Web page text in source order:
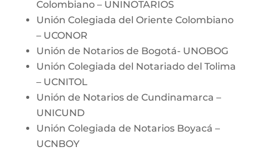
Colombiano – UNINOTARIOS
Unión Colegiada del Oriente Colombiano
– UCONOR
Unión de Notarios de Bogotá- UNOBOG
Unión Colegiada del Notariado del Tolima
– UCNITOL
Unión de Notarios de Cundinamarca –
UNICUND
Unión Colegiada de Notarios Boyacá –
UCNBOY